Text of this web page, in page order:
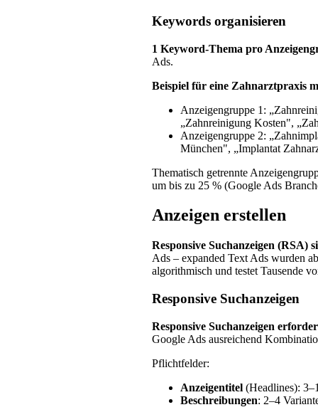
Keywords organisieren
1 Keyword-Thema pro
Ads.
Beispiel für eine Zahnarztpraxis
Anzeigengruppe 1:
„Zahnreinigung Kosten",
Anzeigengruppe 2:
München", „Implantat
Thematisch getrennte
um bis zu 25 % (Google Ads
Anzeigen erstellen
Responsive Suchanzeigen (RSA)
Ads – expanded Text Ads wurden
algorithmisch und testet Tausende
Responsive Suchanzeigen
Responsive Suchanzeigen
Google Ads ausreichend
Pflichtfelder:
Anzeigentitel (Headlines):
Beschreibungen: 2–4